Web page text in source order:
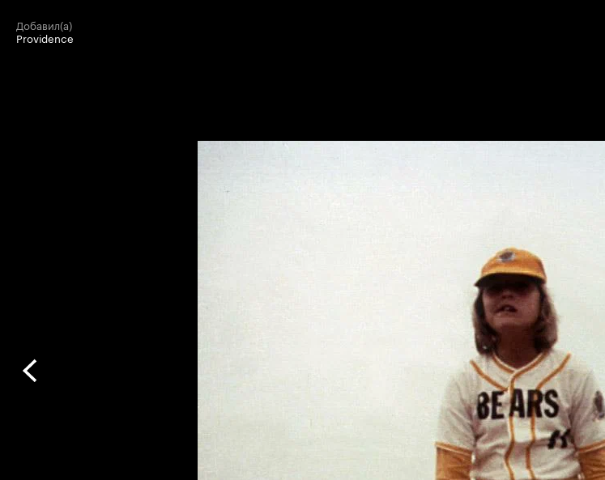
добавил(а)
Providence